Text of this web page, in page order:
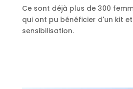
Ce sont déjà plus de 300
qui ont pu bénéficier d'un kit
sensibilisation.